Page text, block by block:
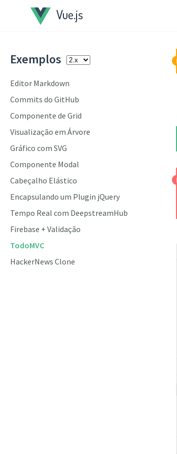
Vue.js
Exemplos
Editor Markdown
Commits do GitHub
Componente de Grid
Visualização em Árvore
Gráfico com SVG
Componente Modal
Cabeçalho Elástico
Encapsulando um Plugin jQuery
Tempo Real com DeepstreamHub
Firebase + Validação
TodoMVC
HackerNews Clone